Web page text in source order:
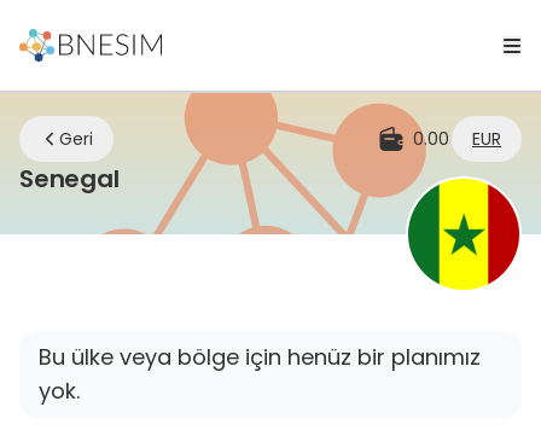
Geri 0.00 EUR
SenegaleSIM | Nerede olursanız olun
Bu ülke veya bölge için henüz bir planımız
yok.